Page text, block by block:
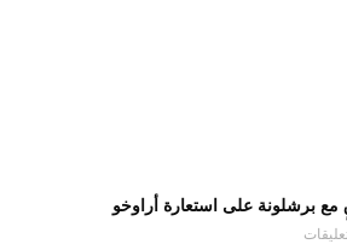
مع برشلونة على استعارة أراوخو